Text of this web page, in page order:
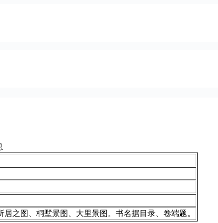
之图、桐墅景图、大里景图。书名据目录、卷端题。